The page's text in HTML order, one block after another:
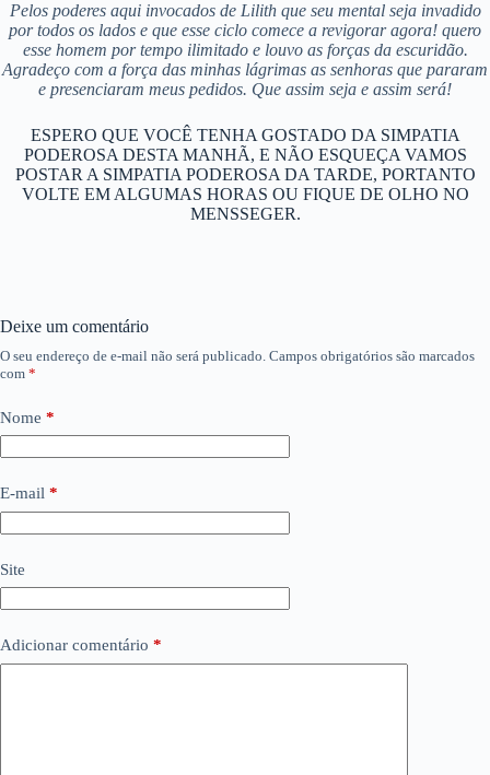
Pelos poderes aqui invocados de Lilith que seu mental seja invadido
por todos os lados e que esse ciclo comece a revigorar agora! quero
esse homem por tempo ilimitado e louvo as forças da escuridão.
Agradeço com a força das minhas lágrimas as senhoras que pararam
e presenciaram meus pedidos. Que assim seja e assim será!
ESPERO QUE VOCÊ TENHA GOSTADO DA SIMPATIA
PODEROSA DESTA MANHÃ, E NÃO ESQUEÇA VAMOS
POSTAR A SIMPATIA PODEROSA DA TARDE, PORTANTO
VOLTE EM ALGUMAS HORAS OU FIQUE DE OLHO NO
MENSSEGER.
Deixe um comentário
O seu endereço de e-mail não será publicado. Campos obrigatórios são marcados
com *
Nome *
E-mail *
Site
Adicionar comentário *